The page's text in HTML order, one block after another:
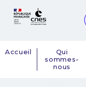
Navigation
Accueil
Qui
sommes-
nous